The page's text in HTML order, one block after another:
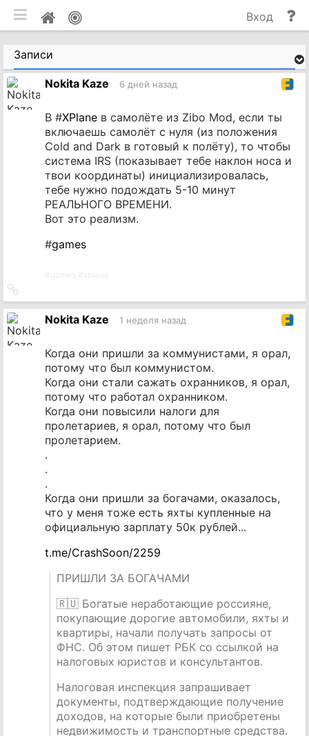
Мой
профиль
и
Вход
Записи
Nokita Kaze 6 дней назад
В #XPlane в самолёте из Zibo Mod, если ты
включаешь самолёт с нуля (из положения
Cold and Dark в готовый к полёту), то чтобы
система IRS (показывает тебе наклон носа и
твои координаты) инициализировалась,
тебе нужно подождать 5-10 минут
РЕАЛЬНОГО ВРЕМЕНИ.
Вот это реализм.
#games
на
источникNokita Kaze 1 неделя назад
Когда они пришли за коммунистами, я орал,
потому что был коммунистом.
Когда они стали сажать охранников, я орал,
потому что работал охранником.
Когда они повысили налоги для
пролетариев, я орал, потому что был
пролетарием.
.
.
.
Когда они пришли за богачами, оказалось,
что у меня тоже есть яхты купленные на
официальную зарплату 50к рублей...
t.me/CrashSoon/2259
ПРИШЛИ ЗА БОГАЧАМИ
🇷🇺 Богатые неработающие россияне,
покупающие дорогие автомобили, яхты и
квартиры, начали получать запросы от
ФНС. Об этом пишет РБК со ссылкой на
налоговых юристов и консультантов.
Налоговая инспекция запрашивает
документы, подтверждающие получение
доходов, на которые были приобретены
недвижимость и транспортные средства.
мобильная версия